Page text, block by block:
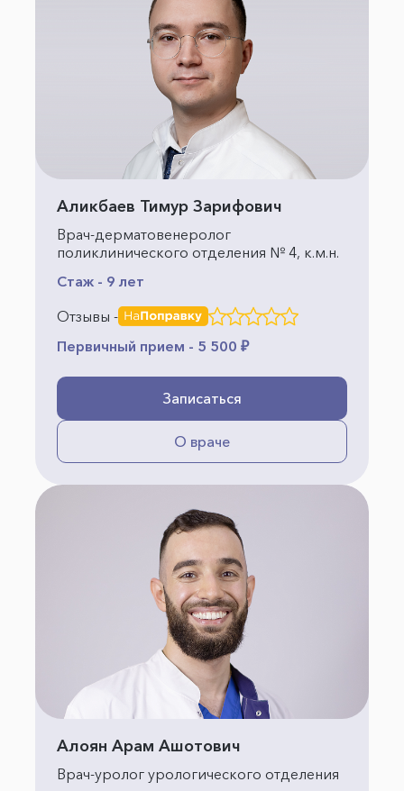
Аликбаев Тимур Зарифович
Врач-дерматовенеролог
поликлинического отделения № 4, к.м.н.
Стаж - 9 лет
Отзывы -
Первичный прием - 5 500 ₽
Записаться
О враче
Алоян Арам Ашотович
Врач-уролог урологического отделения